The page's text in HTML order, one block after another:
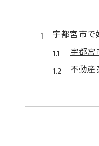
宇都宮市
宇都
不動
宇都
不動